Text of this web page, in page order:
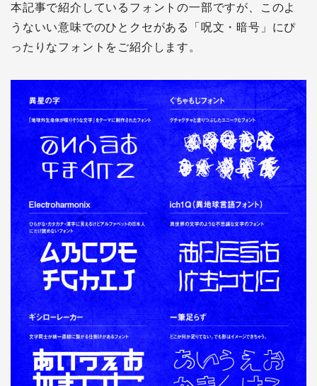
本記事で紹介しているフォントの一部ですが、このよ
うないい意味でのひとクセがある「呪文・暗号」にぴ
ったりなフォントをご紹介します。